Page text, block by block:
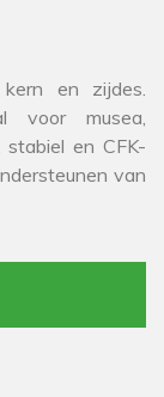
en zijdes.
musea,
stabiel en CFK-
van